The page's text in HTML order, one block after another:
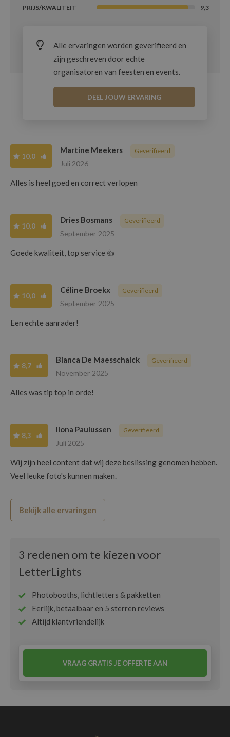
PRIJS/KWALITEIT 9,3
Alle ervaringen worden geverifieerd en
zijn geschreven door echte
organisatoren van feesten en events.
DEEL JOUW ERVARING
10,0
Martine Meekers Geverifieerd
Juli 2026
Alles is heel goed en correct verlopen
10,0
Dries Bosmans Geverifieerd
September 2025
Goede kwaliteit, top service 👍
10,0
Céline Broekx Geverifieerd
September 2025
Een echte aanrader!
8,7
Bianca De Maesschalck Geverifieerd
November 2025
Alles was tip top in orde!
8,3
Ilona Paulussen Geverifieerd
Juli 2025
Wij zijn heel content dat wij deze beslissing genomen hebben.
Veel leuke foto's kunnen maken.
Bekijk alle ervaringen
3 redenen om te kiezen voor
LetterLights
Photobooths, lichtletters & pakketten
Eerlijk, betaalbaar en 5 sterren reviews
Altijd klantvriendelijk
VRAAG GRATIS JE OFFERTE AAN